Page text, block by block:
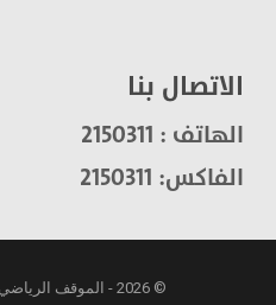
الاتصال بنا
الهاتف : 2150311
الفاكس: 2150311
© 2026 - الموقف الرياضي. All Rights Reserved.